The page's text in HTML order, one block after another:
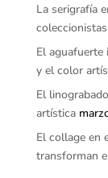
La serigrafía
coleccionistas
El
y el color
El
artística
El collage en
transforman